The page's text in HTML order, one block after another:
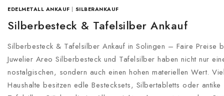
EDELMETALL ANKAUF | SILBERANKAUF
Silberbesteck & Tafelsilber Ankauf
Silberbesteck & Tafelsilber Ankauf in Solingen – Faire Preise
Juwelier Areo Silberbesteck und Tafelsilber haben nicht nur
nostalgischen, sondern auch einen hohen materiellen Wert.
Haushalte besitzen edle Bestecksets, Silbertabletts oder antike